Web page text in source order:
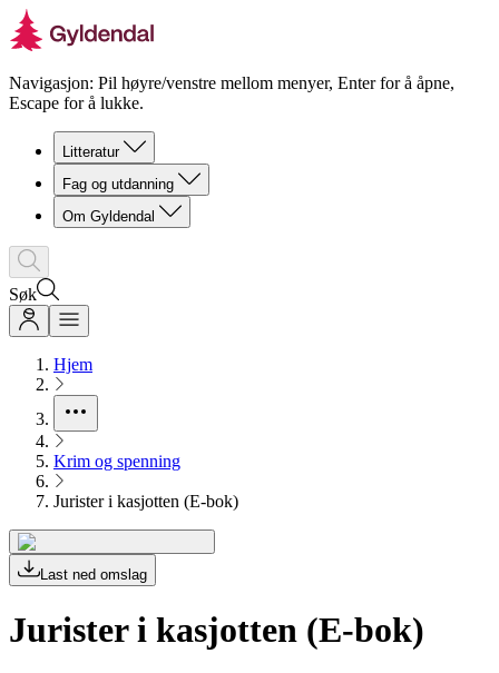
Navigasjon: Pil høyre/venstre mellom menyer, Enter for å åpne,
Escape for å lukke.
Litteratur
Fag og utdanning
Om Gyldendal
Søk
Hjem
Krim og spenning
Jurister i kasjotten (E-bok)
Last ned omslag
Jurister i kasjotten (E-bok)